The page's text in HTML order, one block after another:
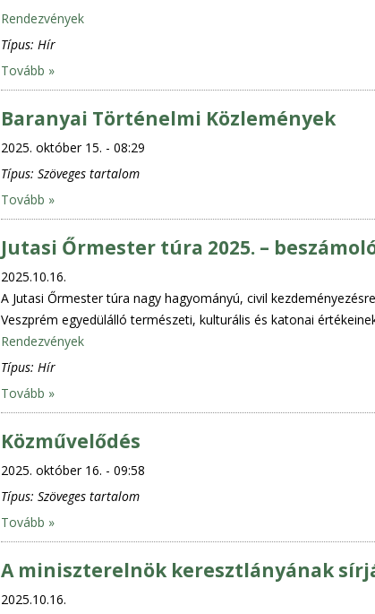
Rendezvények
Típus: Hír
Tovább »
Baranyai Történelmi Közlemények
2025. október 15. - 08:29
Típus: Szöveges tartalom
Tovább »
Jutasi Őrmester túra 2025. –
2025.10.16.
A Jutasi Őrmester túra nagy hagyományú, civil
Veszprém egyedülálló természeti, kulturális és katonai
Rendezvények
Típus: Hír
Tovább »
Közművelődés
2025. október 16. - 09:58
Típus: Szöveges tartalom
Tovább »
A miniszterelnök keresztlányának
2025.10.16.